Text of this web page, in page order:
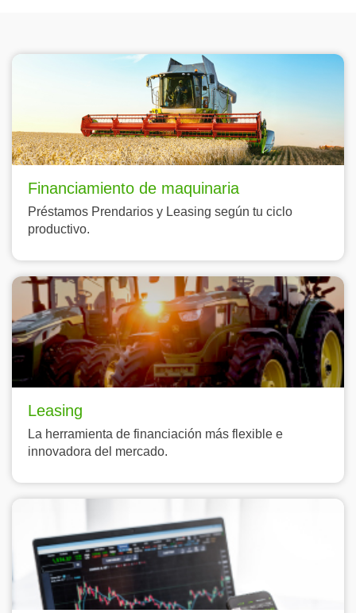
Financiamiento de maquinaria
Préstamos Prendarios y Leasing según tu ciclo
productivo.
Leasing
La herramienta de financiación más flexible e
innovadora del mercado.